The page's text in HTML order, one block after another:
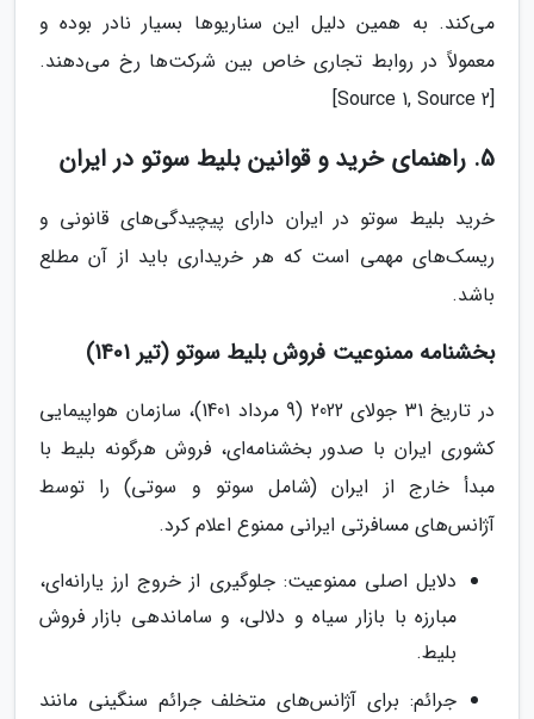
می‌کند. به همین دلیل این سناریوها بسیار نادر بوده و
معمولاً در روابط تجاری خاص بین شرکت‌ها رخ می‌دهند.
[Source 1, Source 2]
5. راهنمای خرید و قوانین بلیط سوتو در ایران
خرید بلیط سوتو در ایران دارای پیچیدگی‌های قانونی و
ریسک‌های مهمی است که هر خریداری باید از آن مطلع
باشد.
بخشنامه ممنوعیت فروش بلیط سوتو (تیر 1401)
در تاریخ 31 جولای 2022 (9 مرداد 1401)، سازمان هواپیمایی
کشوری ایران با صدور بخشنامه‌ای، فروش هرگونه بلیط با
مبدأ خارج از ایران (شامل سوتو و سوتی) را توسط
آژانس‌های مسافرتی ایرانی ممنوع اعلام کرد.
دلایل اصلی ممنوعیت: جلوگیری از خروج ارز یارانه‌ای،
مبارزه با بازار سیاه و دلالی، و ساماندهی بازار فروش
بلیط.
جرائم: برای آژانس‌های متخلف جرائم سنگینی مانند